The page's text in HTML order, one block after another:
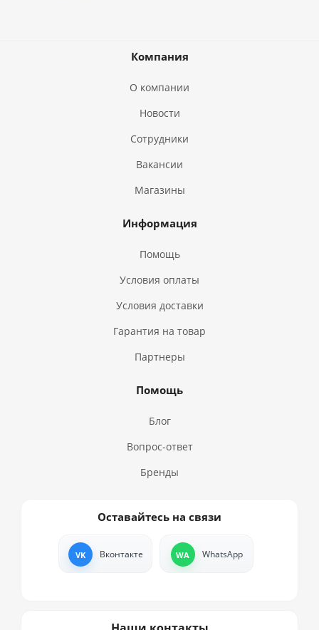
Компания
О компании
Новости
Сотрудники
Вакансии
Магазины
Информация
Помощь
Условия оплаты
Условия доставки
Гарантия на товар
Партнеры
Помощь
Блог
Вопрос-ответ
Бренды
Оставайтесь на связи
Вконтакте WhatsApp